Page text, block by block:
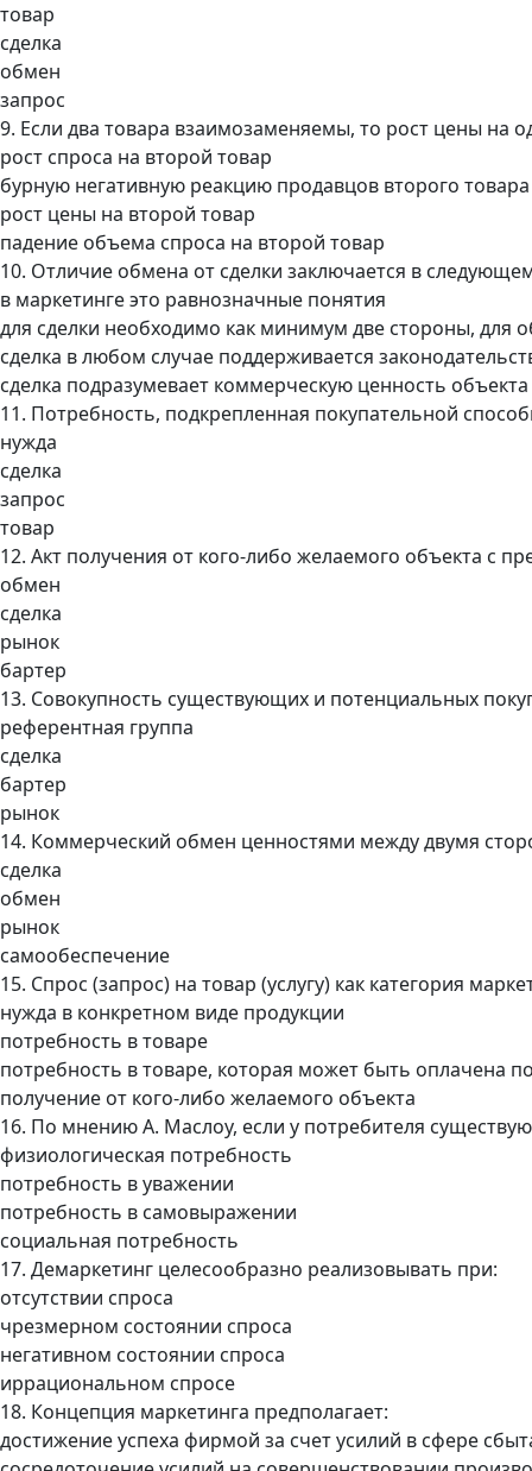
товар
сделка
обмен
запрос
9. Если два товара взаимозаменяемы, то рост цены на
рост спроса на второй товар
бурную негативную реакцию продавцов второго товара
рост цены на второй товар
падение объема спроса на второй товар
10. Отличие обмена от сделки заключается в
в маркетинге это равнозначные понятия
для сделки необходимо как минимум две стороны, для
сделка в любом случае поддерживается
сделка подразумевает коммерческую ценность объекта
11. Потребность, подкрепленная покупательной
нужда
сделка
запрос
товар
12. Акт получения от кого-либо желаемого объекта с
обмен
сделка
рынок
бартер
13. Совокупность существующих и потенциальных
референтная группа
сделка
бартер
рынок
14. Коммерческий обмен ценностями между двумя
сделка
обмен
рынок
самообеспечение
15. Спрос (запрос) на товар (услугу) как категория
нужда в конкретном виде продукции
потребность в товаре
потребность в товаре, которая может быть оплачена
получение от кого-либо желаемого объекта
16. По мнению А. Маслоу, если у потребителя
физиологическая потребность
потребность в уважении
потребность в самовыражении
социальная потребность
17. Демаркетинг целесообразно реализовывать при:
отсутствии спроса
чрезмерном состоянии спроса
негативном состоянии спроса
иррациональном спросе
18. Концепция маркетинга предполагает:
достижение успеха фирмой за счет усилий в сфере